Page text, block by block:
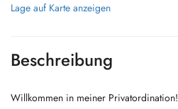
Lage auf Karte anzeigen
Beschreibung
Willkommen in meiner Privatordination!